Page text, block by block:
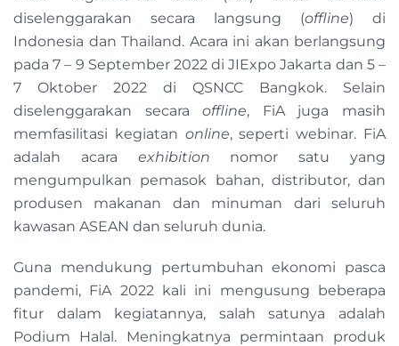
diselenggarakan secara langsung (offline) di
Indonesia dan Thailand. Acara ini akan berlangsung
pada 7 – 9 September 2022 di JIExpo Jakarta dan 5 –
7 Oktober 2022 di QSNCC Bangkok. Selain
diselenggarakan secaraoffline, FiA juga masih
memfasilitasi kegiatan online, seperti webinar. FiA
adalah acara exhibition nomor satu yang
mengumpulkan pemasok bahan, distributor, dan
produsen makanan dan minuman dari seluruh
kawasan ASEAN dan seluruh dunia.
Guna mendukung pertumbuhan ekonomi pasca
pandemi, FiA 2022 kali ini mengusung beberapa
fitur dalam kegiatannya, salah satunya adalah
Podium Halal. Meningkatnya permintaan produk